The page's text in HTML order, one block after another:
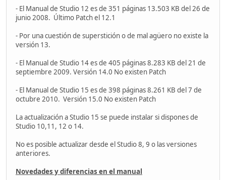
- El Manual de Studio 12 es de 351 páginas 13.503 KB del 26 de
junio 2008. Último Patch el 12.1
- Por una cuestión de superstición o de mal agüero no existe la
versión 13.
- El Manual de Studio 14 es de 405 páginas 8.283 KB del 21 de
septiembre 2009. Versión 14.0 No existen Patch
- El Manual de Studio 15 es de 398 páginas 8.261 KB del 7 de
octubre 2010. Versión 15.0 No existen Patch
La actualización a Studio 15 se puede instalar si dispones de
Studio 10,11, 12 o 14.
No es posible actualizar desde el Studio 8, 9 o las versiones
anteriores.
Novedades y diferencias en el manual